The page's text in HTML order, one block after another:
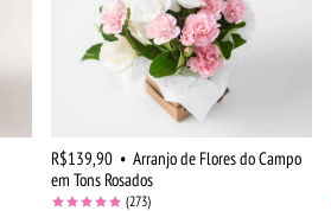
R$139,90 • Arranjo de Flores do Campo
em Tons Rosados
(273)